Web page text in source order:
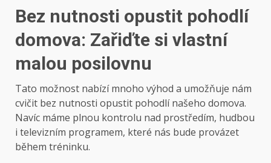
Bez nutnosti opustit pohodlí
domova: Zařiďte si vlastní
malou posilovnu
Tato možnost nabízí mnoho výhod a umožňuje nám
cvičit bez nutnosti opustit pohodlí našeho domova.
Navíc máme plnou kontrolu nad prostředím, hudbou
i televizním programem, které nás bude provázet
během tréninku.